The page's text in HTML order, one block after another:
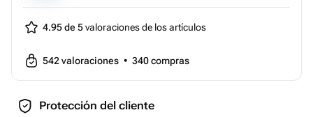
4.95 de 5valoraciones de los artículos
542valoraciones • 340compras
Protección del cliente